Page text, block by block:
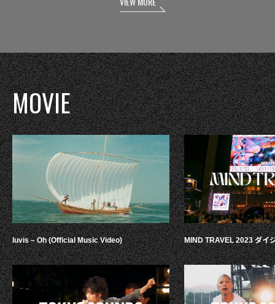
MOVIE
luvis – Oh (Official Music Video) MIND TRAVEL 2023 ダイ